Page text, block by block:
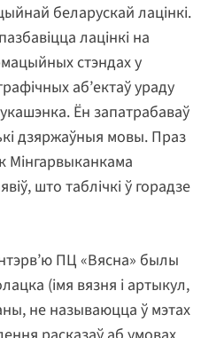
беларускай лацінкі.
лацінкі на
стэндах у
аб’ектаў ураду
Ён запатрабаваў
дзяржаўныя мовы. Праз
Мінгарвыканкама
што таблічкі ў горадзе
ПЦ «Вясна» былы
(імя вязня і артыкул,
не называюцца ў мэтах